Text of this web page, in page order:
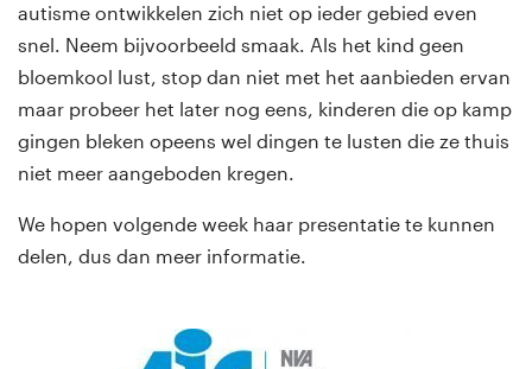
autisme ontwikkelen zich niet op ieder gebied even
snel. Neem bijvoorbeeld smaak. Als het kind geen
bloemkool lust, stop dan niet met het aanbieden ervan
maar probeer het later nog eens, kinderen die op kamp
gingen bleken opeens wel dingen te lusten die ze thuis
niet meer aangeboden kregen.
We hopen volgende week haar presentatie te kunnen
delen, dus dan meer informatie.